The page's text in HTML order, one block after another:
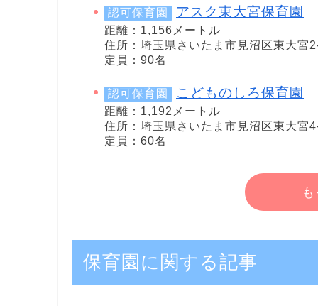
認可保育園 アスク東大宮保育園
距離：1,156メートル
住所：埼玉県さいたま市見沼区東大宮
定員：90名
認可保育園 こどものしろ保育園
距離：1,192メートル
住所：埼玉県さいたま市見沼区東大宮
定員：60名
保育園に関する記事